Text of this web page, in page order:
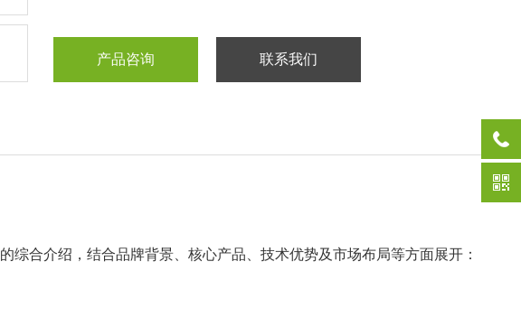
产品咨询 联系我们
‌的综合介绍，结合品牌背景、核心产品、技术优势及市场布局等方面展开：